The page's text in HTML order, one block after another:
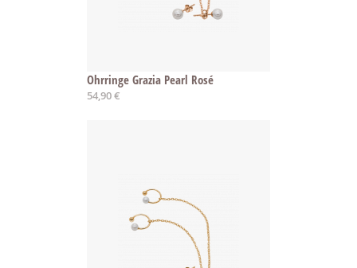
Ohrringe Grazia Pearl Rosé
54,90 €